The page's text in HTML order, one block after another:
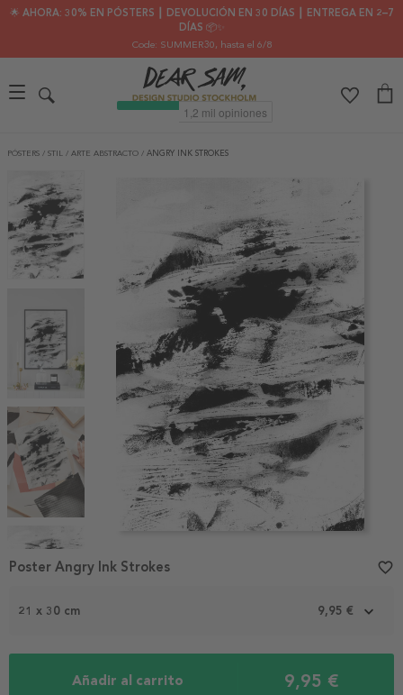
🌟 AHORA: 30% EN PÓSTERS ┃ DEVOLUCIÓN EN 30 DÍAS ┃ ENTREGA EN 2–7
DÍAS 📦✨
Code: SUMMER30, hasta el 6/8
PÓSTERS / STIL / ARTE ABSTRACTO / ANGRY INK STROKES
1
21 x 30 cm 9,95 €
Añadir al carrito 9,95 €
Poster Angry Ink Strokes favorite_border